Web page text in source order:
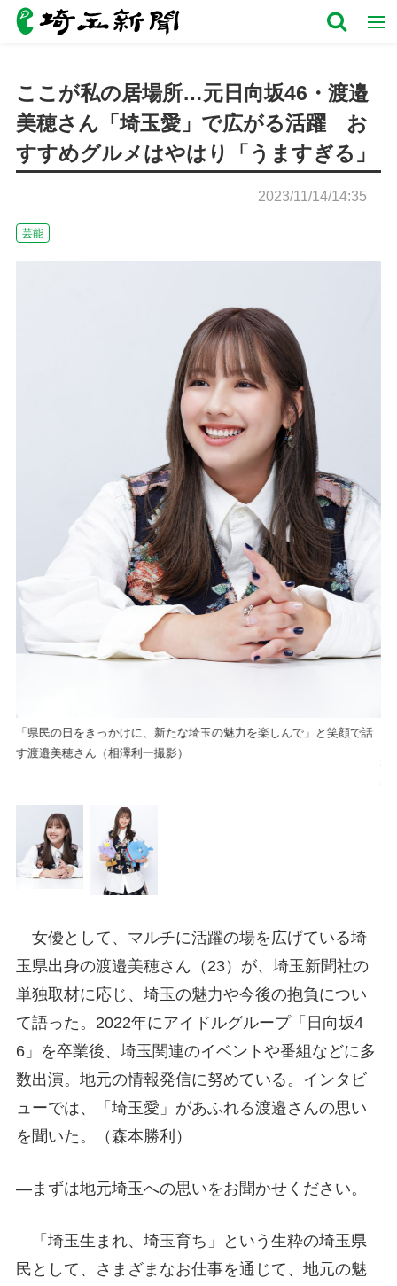
ここが私の居場所…元日向坂46・渡邉
美穂さん「埼玉愛」で広がる活躍 お
すすめグルメはやはり「うますぎる」
2023/11/14/14:35
芸能
「県民の日をきっかけに、新たな埼玉の魅力を楽しんで」と笑顔で話
す渡邉美穂さん（相澤利一撮影）
女優として、マルチに活躍の場を広げている埼
玉県出身の渡邉美穂さん（23）が、埼玉新聞社の
単独取材に応じ、埼玉の魅力や今後の抱負につい
て語った。2022年にアイドルグループ「日向坂4
6」を卒業後、埼玉関連のイベントや番組などに多
数出演。地元の情報発信に努めている。インタビ
ューでは、「埼玉愛」があふれる渡邉さんの思い
を聞いた。（森本勝利）
―まずは地元埼玉への思いをお聞かせください。
「埼玉生まれ、埼玉育ち」という生粋の埼玉県
民として、さまざまなお仕事を通じて、地元の魅